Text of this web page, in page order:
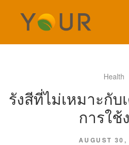
Health
รังสีที่ไม่เหมาะกับ
การใช้
AUGUST 30,